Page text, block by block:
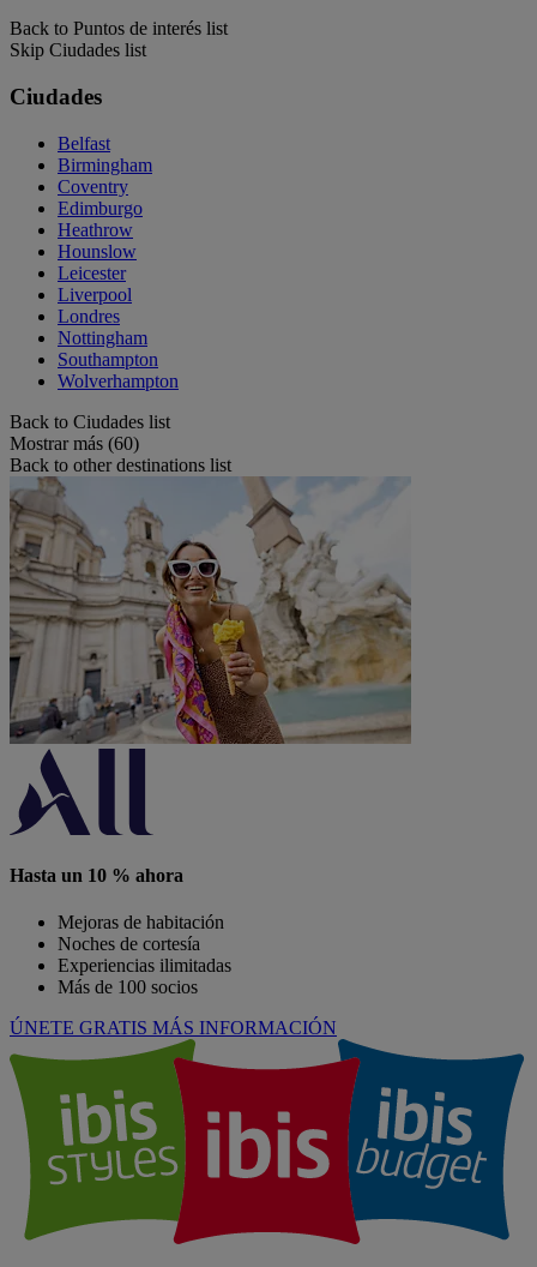
Back to Puntos de interés list
Skip Ciudades list
Ciudades
Belfast
Birmingham
Coventry
Edimburgo
Heathrow
Hounslow
Leicester
Liverpool
Londres
Nottingham
Southampton
Wolverhampton
Back to Ciudades list
Mostrar más (60)
Back to other destinations list
Hasta un 10 % ahora
Mejoras de habitación
Noches de cortesía
Experiencias ilimitadas
Más de 100 socios
ÚNETE GRATIS MÁS INFORMACIÓN